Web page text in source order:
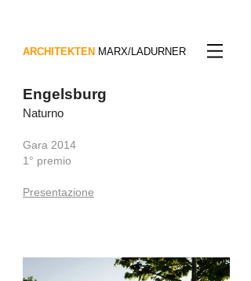
ARCHITEKTEN MARX/LADURNER
Engelsburg
Naturno
Gara 2014
1° premio
Presentazione